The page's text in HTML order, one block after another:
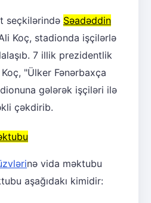
seçkilərində Səadəddin
Koç, stadionda işçilərlə
7 illik prezidentlik
"Ülker Fənərbaxça
gələrək işçiləri ilə
çəkdirib.
nə vida məktubu
aşağıdakı kimidir: